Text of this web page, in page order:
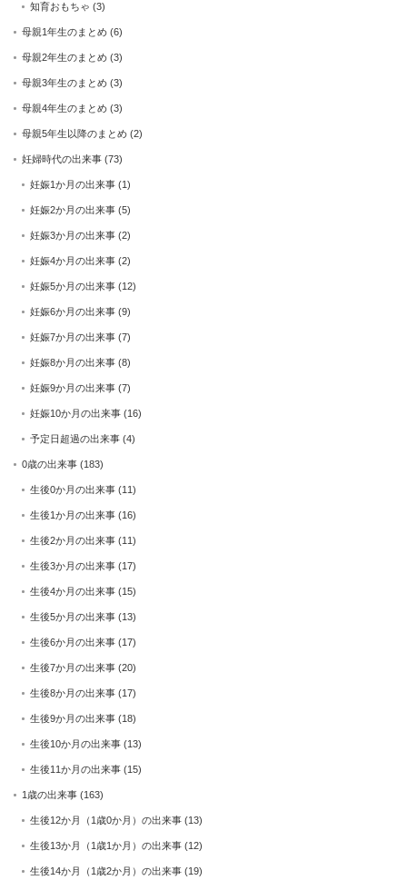
知育おもちゃ (3)
母親1年生のまとめ (6)
母親2年生のまとめ (3)
母親3年生のまとめ (3)
母親4年生のまとめ (3)
母親5年生以降のまとめ (2)
妊婦時代の出来事 (73)
妊娠1か月の出来事 (1)
妊娠2か月の出来事 (5)
妊娠3か月の出来事 (2)
妊娠4か月の出来事 (2)
妊娠5か月の出来事 (12)
妊娠6か月の出来事 (9)
妊娠7か月の出来事 (7)
妊娠8か月の出来事 (8)
妊娠9か月の出来事 (7)
妊娠10か月の出来事 (16)
予定日超過の出来事 (4)
0歳の出来事 (183)
生後0か月の出来事 (11)
生後1か月の出来事 (16)
生後2か月の出来事 (11)
生後3か月の出来事 (17)
生後4か月の出来事 (15)
生後5か月の出来事 (13)
生後6か月の出来事 (17)
生後7か月の出来事 (20)
生後8か月の出来事 (17)
生後9か月の出来事 (18)
生後10か月の出来事 (13)
生後11か月の出来事 (15)
1歳の出来事 (163)
生後12か月（1歳0か月）の出来事 (13)
生後13か月（1歳1か月）の出来事 (12)
生後14か月（1歳2か月）の出来事 (19)